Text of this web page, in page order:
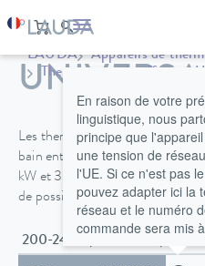
LAUDA Appareils de
Thermostats chauffants
Les thermostats de chauffage
bain entre 4 et 40 L et des
kW et 3,6 kW offrent une
de possibilités pour toutes les
200-
En raison de votre
linguistique, nous
principe que
une tension de
l'UE. Si ce n'est pas
pouvez adapter ici la
réseau et le numéro
commande sera mis